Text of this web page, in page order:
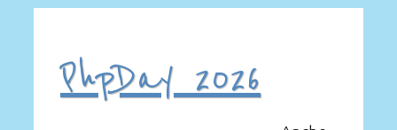
PhpDay 2026